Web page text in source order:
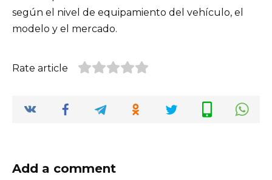
según el nivel de equipamiento del vehículo, el
modelo y el mercado.
Rate article
Add a comment